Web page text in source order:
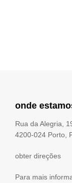
onde
Rua da Alegria,
4200-024 Porto,
obter direções
Para mais